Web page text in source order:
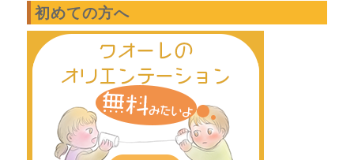
初めての方へ